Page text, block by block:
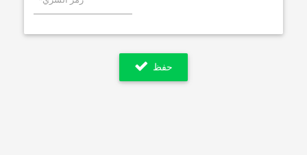
حفظ